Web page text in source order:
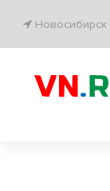
Новосибирск